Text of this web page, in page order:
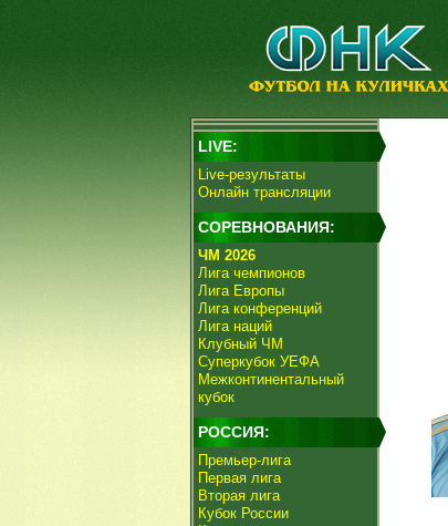
LIVE:
Live-результаты
Онлайн трансляции
СОРЕВНОВАНИЯ:
ЧМ 2026
Лига чемпионов
Лига Европы
Лига конференций
Лига наций
Клубный ЧМ
Суперкубок УЕФА
Межконтинентальный
кубок
РОССИЯ:
Премьер-лига
Первая лига
Вторая лига
Кубок России